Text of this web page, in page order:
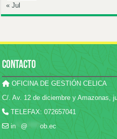
« Jul
CONTACTO
OFICINA DE GESTIÓN CELICA
C/. Av. 12 de diciembre y Amazonas,
TELEFAX: 072657041
in
@ *****ob.ec